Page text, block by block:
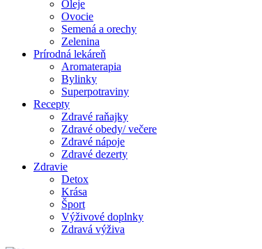
Oleje
Ovocie
Semená a orechy
Zelenina
Prírodná lekáreň
Aromaterapia
Bylinky
Superpotraviny
Recepty
Zdravé raňajky
Zdravé obedy/ večere
Zdravé nápoje
Zdravé dezerty
Zdravie
Detox
Krása
Šport
Výživové doplnky
Zdravá výživa